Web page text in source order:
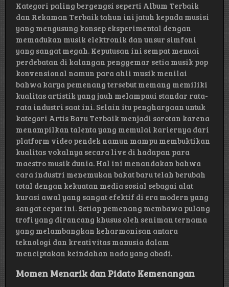
Kategori paling bergengsi seperti Album Terbaik
dan Rekaman Terbaik tahun ini jatuh kepada musisi
yang mengusung konsep eksperimental dengan
memadukan musik elektronik dan unsur simfoni
yang sangat megah. Keputusan ini sempat menuai
perdebatan di kalangan penggemar setia musik pop
konvensional namun para ahli musik menilai
bahwa karya pemenang tersebut memang memiliki
kualitas artistik yang jauh melampaui standar rata-
rata industri saat ini. Selain itu penghargaan untuk
kategori Artis Baru Terbaik menjadi sorotan karena
menampilkan talenta yang memulai kariernya dari
platform video pendek namun mampu membuktikan
kualitas vokalnya secara live di hadapan para
maestro musik dunia. Hal ini menandakan bahwa
cara industri menemukan bakat baru telah berubah
total dengan kekuatan media sosial sebagai alat
kurasi awal yang sangat efektif di era modern yang
sangat cepat ini. Setiap pemenang membawa pulang
trofi yang dirancang khusus oleh seniman ternama
yang melambangkan keharmonisan antara
teknologi dan kreativitas manusia dalam
menciptakan keindahan nada yang abadi.
Momen Menarik dan Pidato Kemenangan